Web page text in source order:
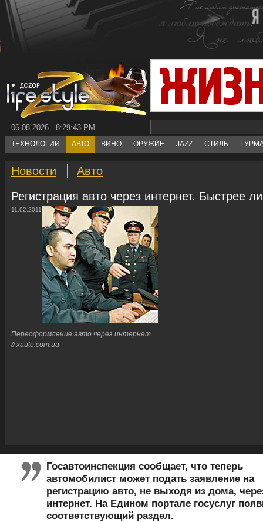
06.08.2026 8:29:44 PM
ТЕХНОЛОГИИ АВТО ВИНО ОРУЖИЕ JAZZ СТИЛЬ
Новости
Авто
Регистрация авто через интернет. Быстрее
11.02.2011
Переоформление авто через интернет
// xauto.com.ua
Госавтоинспекция сообщает, что теперь
автомобилист может подать заявление на
регистрацию авто, не выходя из дома,
интернет. На Едином портале госуслуг
соответствующий раздел.